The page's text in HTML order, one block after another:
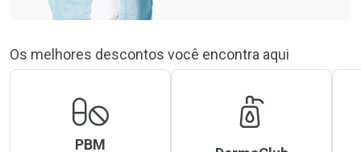
Os melhores descontos você encontra aqui
PBM